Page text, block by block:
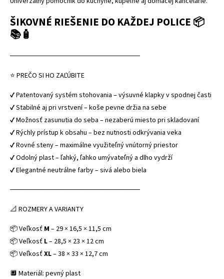
ŠIKOVNÉ RIEŠENIE DO KAŽDEJ POLICE 📦
📚🧴
──────────────────────────
⭐ PREČO SI HO ZAĽÚBITE
✔ Patentovaný systém stohovania – výsuvné klapky v spodnej časti
✔ Stabilné aj pri vrstvení – koše pevne držia na sebe
✔ Možnosť zasunutia do seba – nezaberú miesto pri skladovaní
✔ Rýchly prístup k obsahu – bez nutnosti odkrývania veka
✔ Rovné steny – maximálne využiteľný vnútorný priestor
✔ Odolný plast – ľahký, ľahko umývateľný a dlho vydrží
✔ Elegantné neutrálne farby – sivá alebo biela
──────────────────────────
📐 ROZMERY A VARIANTY
📦 Veľkosť M – 29 × 16,5 × 11,5 cm
📦 Veľkosť L– 28,5 × 23 × 12 cm
📦 VeľkosťXL– 38 × 33 × 12,7 cm
🔲 Materiál: pevný plast